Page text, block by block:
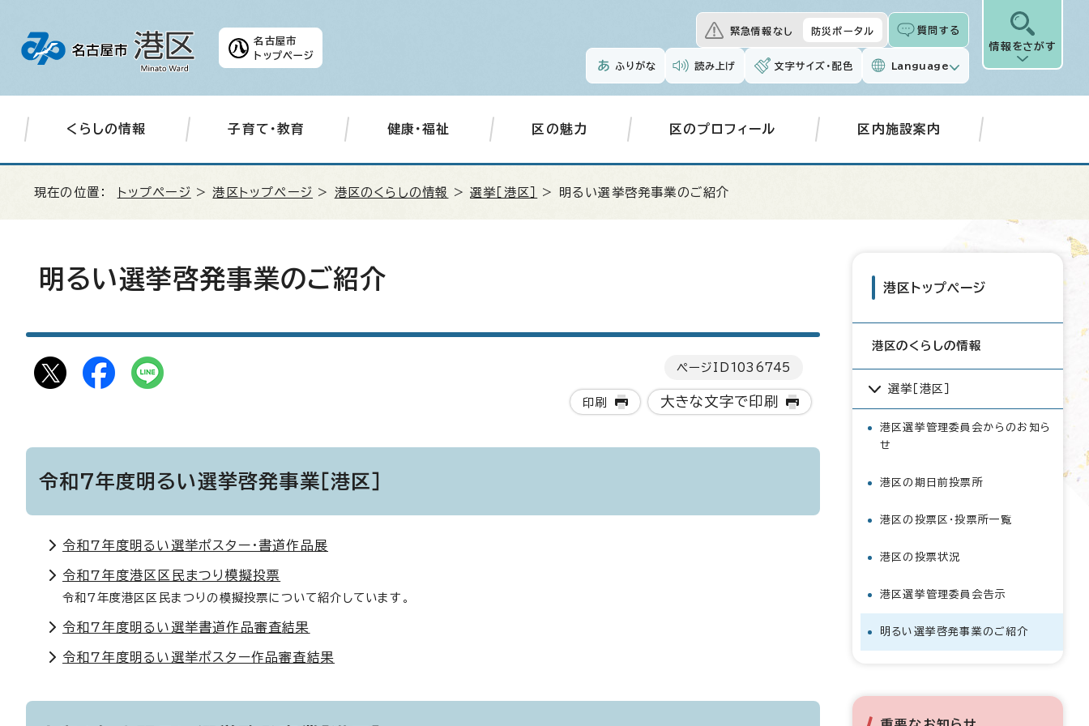
名古屋市
トップページ
緊急情報なし 防災ポータル 質問する
ふりがな 読み上げ 文字サイズ・配色 Language
情報をさがす
くらしの情報 子育て・教育 健康・福祉 区の魅力 区のプロフィール 区内施設案内
現在の位置： トップページ >港区トップページ > 港区のくらしの情報 >選挙［港区］ > 明るい選挙啓発事業のご紹介
明るい選挙啓発事業のご紹介
ページID 1036745
印刷 大きな文字で印刷
令和7年度明るい選挙啓発事業［港区］
令和7年度明るい選挙ポスター・書道作品展
令和7年度港区区民まつり模擬投票
令和7年度港区区民まつりの模擬投票について紹介しています。
令和7年度明るい選挙書道作品審査結果
令和7年度明るい選挙ポスター作品審査結果
港区トップページ
港区のくらしの情報
選挙［港区］
港区選挙管理委員会からのお知ら
せ
港区の期日前投票所
港区の投票区・投票所一覧
港区の投票状況
港区選挙管理委員会告示
明るい選挙啓発事業のご紹介